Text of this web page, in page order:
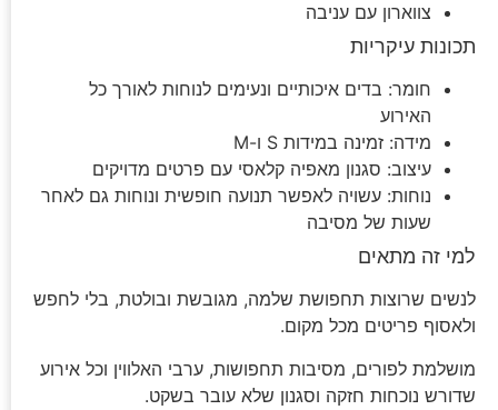
צווארון עם עניבה
תכונות עיקריות
חומר: בדים איכותיים ונעימים לנוחות לאורך כל
האירוע
מידה: זמינה במידות S ו-M
עיצוב: סגנון מאפיה קלאסי עם פרטים מדויקים
נוחות: עשויה לאפשר תנועה חופשית ונוחות גם לאחר
שעות של מסיבה
למי זה מתאים
לנשים שרוצות תחפושת שלמה, מגובשת ובולטת, בלי לחפש
ולאסוף פריטים מכל מקום.
מושלמת לפורים, מסיבות תחפושות, ערבי האלווין וכל אירוע
שדורש נוכחות חזקה וסגנון שלא עובר בשקט.